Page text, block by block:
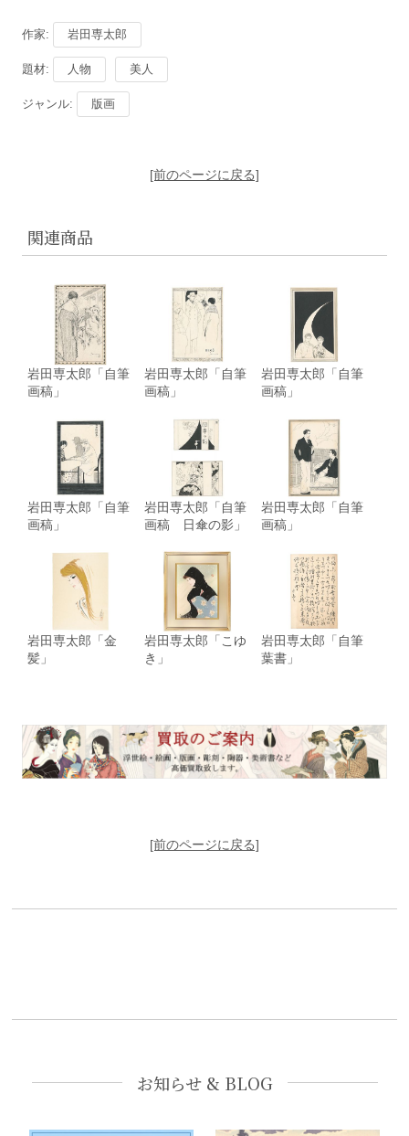
作家: 岩田専太郎
題材: 人物 美人
ジャンル: 版画
[前のページに戻る]
関連商品
岩田専太郎「自筆
画稿」
岩田専太郎「自筆
画稿」
岩田専太郎「自筆
画稿」
岩田専太郎「自筆
画稿」
岩田専太郎「自筆
画稿 日傘の影」
岩田専太郎「自筆
画稿」
岩田専太郎「金
髪」
岩田専太郎「こゆ
き」
岩田専太郎「自筆
葉書」
[前のページに戻る]
お知らせ & BLOG